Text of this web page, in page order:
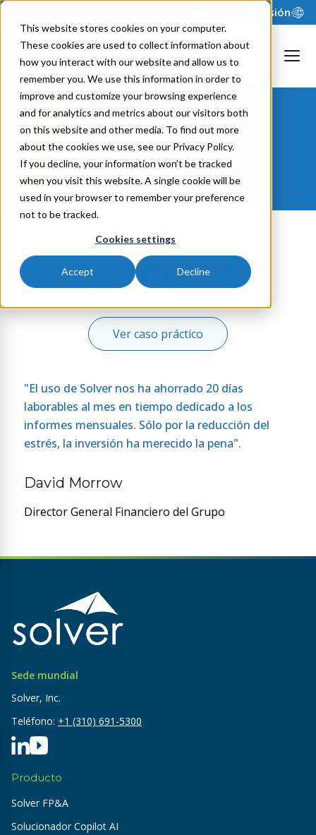
This website stores cookies on your computer.
These cookies are used to collect information about
how you interact with our website and allow us to
remember you. We use this information in order to
improve and customize your browsing experience
and for analytics and metrics about our visitors both
on this website and other media. To find out more
about the cookies we use, see our Privacy Policy.
If you decline, your information won’t be tracked
when you visit this website. A single cookie will be
used in your browser to remember your preference
not to be tracked.
Cookies settings
Accept Decline
Iniciar sesión
Grupo
GenusPlus
Ver caso práctico
"El uso de Solver nos ha ahorrado 20 días
laborables al mes en tiempo dedicado a los
informes mensuales. Sólo por la reducción del
estrés, la inversión ha merecido la pena".
David Morrow
Director General Financiero del Grupo
Sede mundial
Solver, Inc.
Teléfono: +1 (310) 691-5300
Producto
Solver FP&A
Solucionador Copilot AI